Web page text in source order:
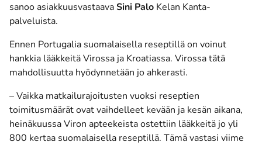
sanoo asiakkuusvastaavaSini Palo Kelan Kanta-
palveluista.
Ennen Portugalia suomalaisella reseptillä on voinut
hankkia lääkkeitä Virossa ja Kroatiassa. Virossa tätä
mahdollisuutta hyödynnetään jo ahkerasti.
– Vaikka matkailurajoitusten vuoksi reseptien
toimitusmäärät ovat vaihdelleet kevään ja kesän aikana,
heinäkuussa Viron apteekeista ostettiin lääkkeitä jo yli
800 kertaa suomalaisella reseptillä. Tämä vastasi viime